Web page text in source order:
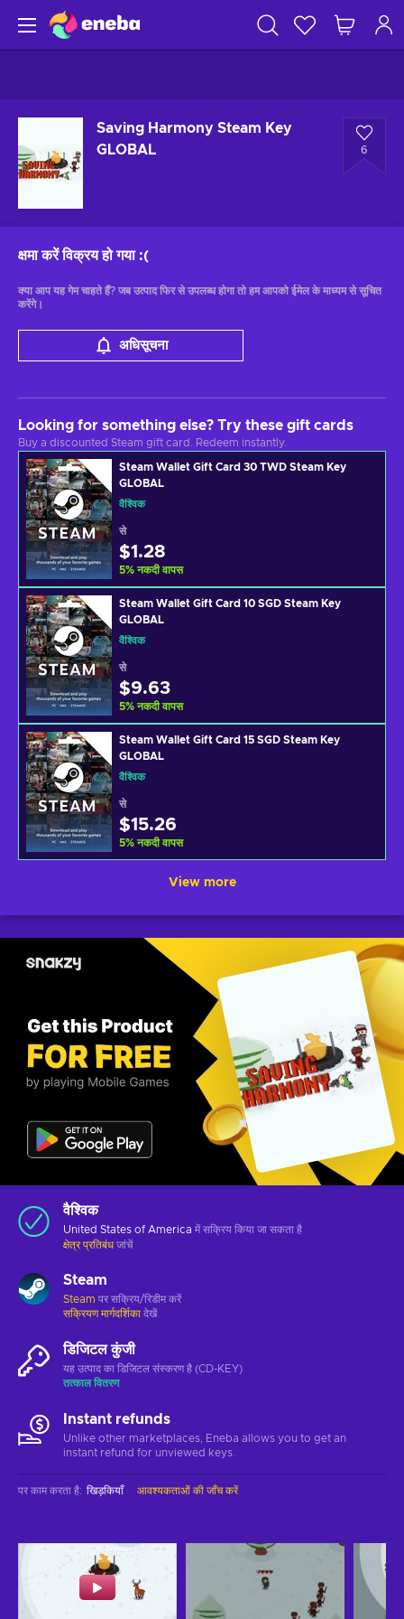
Saving Harmony Steam Key
GLOBAL
6
क्षमा करें विक्रय हो गया :(
क्या आप यह गेम चाहते हैं? जब उत्पाद फिर से उपलब्ध होगा तो हम आपको ईमेल के माध्यम से सूचित
करेंगे।
अधिसूचना
Looking for something else? Try these gift cards
Buy a discounted Steam gift card. Redeem instantly.
Steam Wallet Gift Card 30 TWD Steam Key
GLOBAL
वैश्विक
से
$1.28
5% नकदी वापस
Steam Wallet Gift Card 10 SGD Steam Key
GLOBAL
वैश्विक
से
$9.63
5% नकदी वापस
Steam Wallet Gift Card 15 SGD Steam Key
GLOBAL
वैश्विक
से
$15.26
5% नकदी वापस
View more
वैश्विक
United States of America में सक्रिय किया जा सकता है
क्षेत्र प्रतिबंध जांचें
Steam
Steam पर सक्रिय/रिडीम करें
सक्रियण मार्गदर्शिका देखें
डिजिटल कुंजी
यह उत्पाद का डिजिटल संस्करण है (CD-KEY)
तत्काल वितरण
Instant refunds
Unlike other marketplaces, Eneba allows you to get an
instant refund for unviewed keys.
पर काम करता है: खिड़कियाँ आवश्यकताओं की जाँच करें